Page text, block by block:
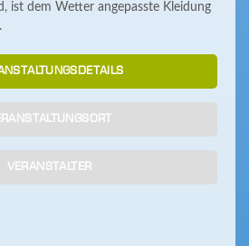
ist dem Wetter angepasste Kleidung
VERANSTALTER